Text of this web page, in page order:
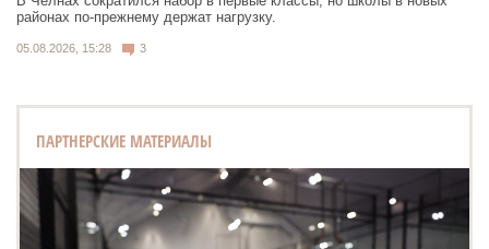
районах по-прежнему держат нагрузку.
05.08.2026, 15:28 3
ПАРТНЕРСКИЕ МАТЕРИАЛЫ